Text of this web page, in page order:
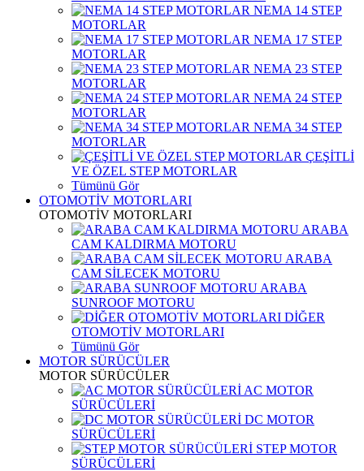
NEMA 14 STEP
MOTORLAR
NEMA 17 STEP
MOTORLAR
NEMA 23 STEP
MOTORLAR
NEMA 24 STEP
MOTORLAR
NEMA 34 STEP
MOTORLAR
ÇEŞİTLİ
VE ÖZEL STEP MOTORLAR
Tümünü Gör
OTOMOTİV MOTORLARI
OTOMOTİV MOTORLARI
ARABA
CAM KALDIRMA MOTORU
ARABA
CAM SİLECEK MOTORU
ARABA
SUNROOF MOTORU
DİĞER
OTOMOTİV MOTORLARI
Tümünü Gör
MOTOR SÜRÜCÜLER
MOTOR SÜRÜCÜLER
AC MOTOR
SÜRÜCÜLERİ
DC MOTOR
SÜRÜCÜLERİ
STEP MOTOR
SÜRÜCÜLERİ